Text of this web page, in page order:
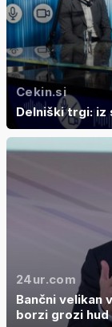
Cekin.si
Delniški trgi: iz
24ur.com
Bančni velikan
borzi grozi hud